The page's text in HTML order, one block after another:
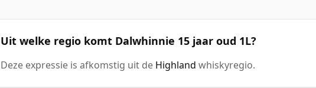
Uit welke regio komt Dalwhinnie 15 jaar oud 1L?
Deze expressie is afkomstig uit de Highland whiskyregio.